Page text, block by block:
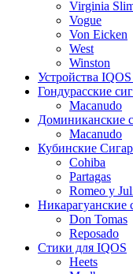
Virginia
Vogue
Von Eicken
West
Winston
Устройства
Гондурасские
Macanudo
Доминиканские
Macanudo
Кубинские
Cohiba
Partagas
Romeo y
Никарагуанские
Don Tomas
Reposado
Стики для IQOS
Heets